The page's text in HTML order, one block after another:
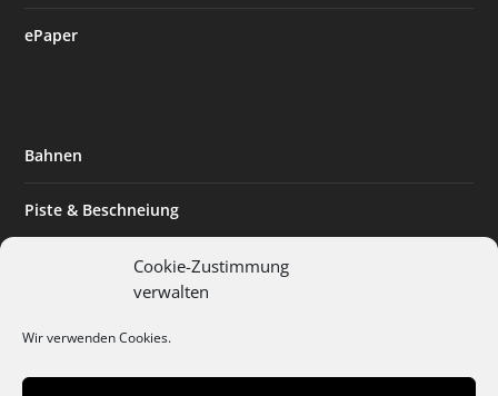
Cookie-Zustimmung
verwalten
Wir verwenden Cookies.
ePaper
Bahnen
Piste & Beschneiung
Expertise & Technik